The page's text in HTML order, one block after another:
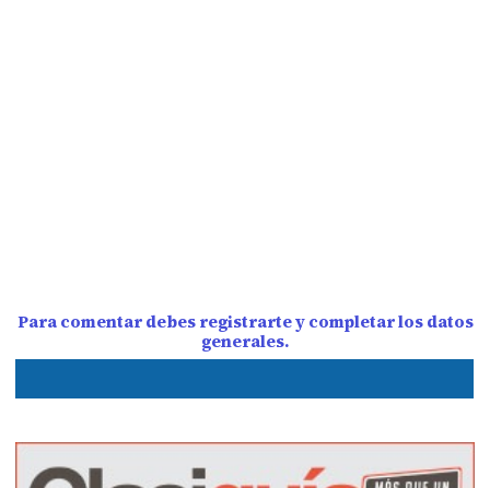
Para comentar debes registrarte y completar los datos
generales.